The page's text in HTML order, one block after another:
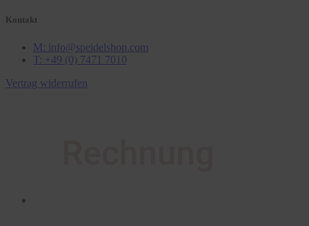
Kontakt
M: info@speidelshop.com
T: +49 (0) 7471 7010
Vertrag widerrufen